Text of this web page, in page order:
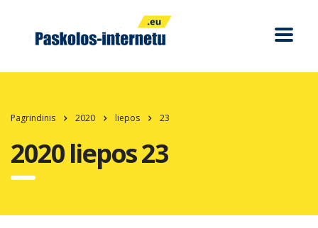
Pagrindinis 2020 liepos 23
2020 liepos 23